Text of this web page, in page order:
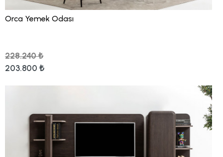
Orca Yemek Odası
228.240 ₺
203.800 ₺